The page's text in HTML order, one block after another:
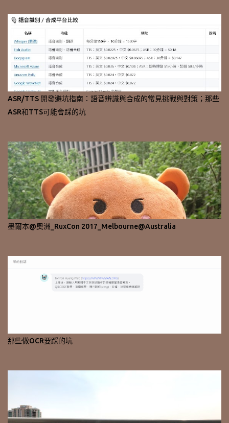
ASR/TTS 開發避坑指南：語音辨識與合成的常見挑戰與對策；那些
ASR和TTS可能會踩的坑
墨爾本@奧洲_RuxCon 2017_Melbourne@Australia
那些做OCR要踩的坑